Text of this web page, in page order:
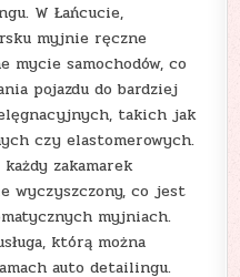
W Łańcucie,
myjnie ręczne
mycie samochodów, co
pojazdu do bardziej
takich jak
czy elastomerowych.
zakamarek
wyczyszczony, co jest
myjniach.
którą można
auto detailingu.